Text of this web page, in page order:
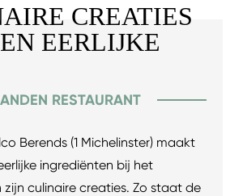
CREATIES
EERLIJKE
RESTAURANT
Berends (1 Michelinster) maakt
ingrediënten bij het
zijn culinaire creaties. Zo staat de